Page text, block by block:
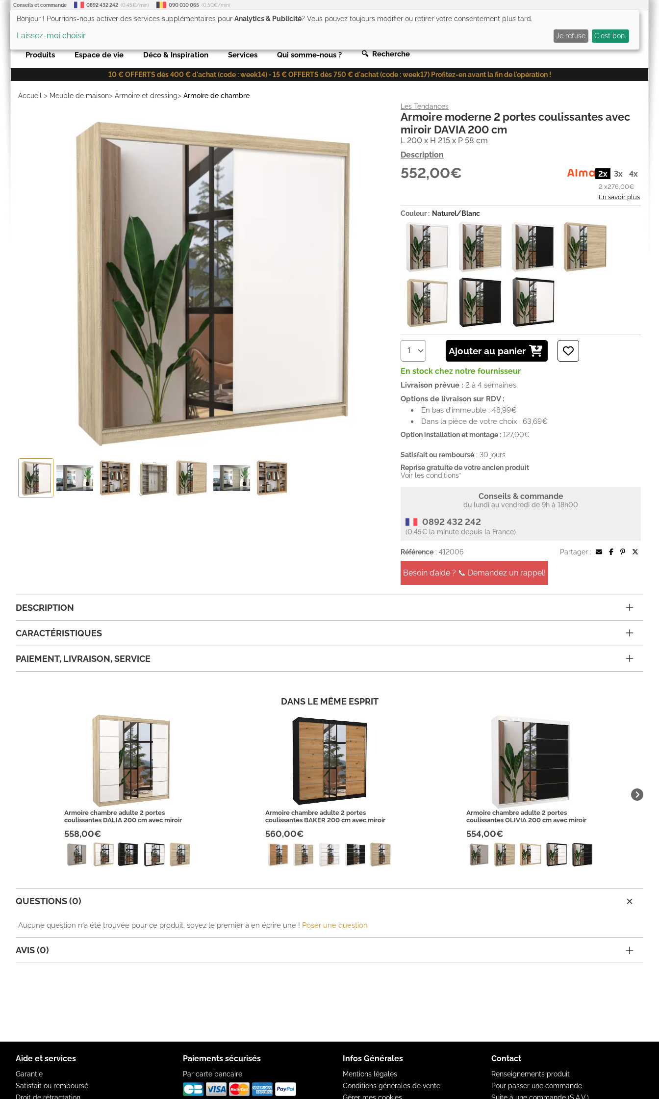
Conseils et commande 0892 432 242 (0,45€/min) 090 010 065 (0,50€/min)
0) Mon panier (0
Produits Espace de vie Déco & Inspiration Services Qui somme-nous ? 🔍 Recherche
10 € OFFERTS dès 400 € d'achat (code : week14) • 15 € OFFERTS dès 750 € d'achat (code : week17) Profitez-en avant la fin de l'opération !
Accueil > Meuble de maison> Armoire et dressing> Armoire de chambre
Les Tendances
Armoire moderne 2 portes coulissantes avec
miroir DAVIA 200 cm
L 200 x H 215 x P 58 cm
Description
552,00€ 2x 3x 4x
2 x276,00€
En savoir plus
Couleur : Naturel/Blanc
Ajouter au panier
En stock chez notre fournisseur
Livraison prévue : 2 à 4 semaines
Options de livraison sur RDV :
En bas d'immeuble : 48,99€
Dans la pièce de votre choix : 63,69€
Option installation et montage : 127,00€
Satisfait ou remboursé : 30 jours
Reprise gratuite de votre ancien produit
Voir les conditions*
Conseils & commande
du lundi au vendredi de 9h à 18h00
0892 432 242
(0.45€ la minute depuis la France)
Référence : 412006 Partager :
Besoin d’aide ? 📞 Demandez un rappel!
DESCRIPTION
CARACTÉRISTIQUES
PAIEMENT, LIVRAISON, SERVICE
DANS LE MÊME ESPRIT
Armoire chambre adulte 2 portes
coulissantes DALIA 200 cm avec miroir
558,00€
Armoire chambre adulte 2 portes
coulissantes BAKER 200 cm avec miroir
560,00€
Armoire chambre adulte 2 portes
coulissantes OLIVIA 200 cm avec miroir
554,00€
QUESTIONS (0)
Aucune question n'a été trouvée pour ce produit, soyez le premier à en écrire une ! Poser une question
AVIS (0)
Aide et services
Garantie
Satisfait ou remboursé
Paiements sécurisés
Par carte bancaire
Infos Générales
Mentions légales
Conditions générales de vente
Contact
Renseignements produit
Pour passer une commande
Bonjour ! Pourrions-nous activer des services supplémentaires pour Analytics & Publicité? Vous pouvez toujours modifier ou retirer votre consentement plus tard.
Laissez-moi choisir Je refuse C'est bon.